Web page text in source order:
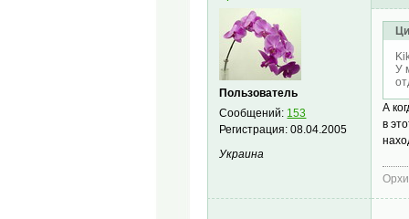
Пользователь
Сообщений: 153
Регистрация:08.04.2005
Украина
У
А
в